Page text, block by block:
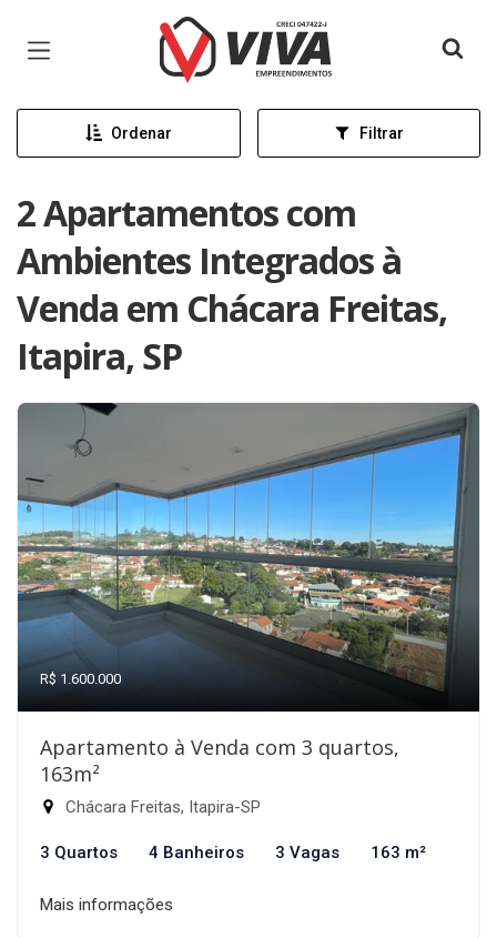
Página inicial
Ordenar Filtrar
2 Apartamentos com
Ambientes Integrados à
Venda em Chácara Freitas,
Itapira, SP
R$ 1.600.000
Apartamento à Venda com 3 quartos,
163m²
Chácara Freitas, Itapira-SP
3 Quartos 4 Banheiros 3 Vagas 163 m²
Mais informações